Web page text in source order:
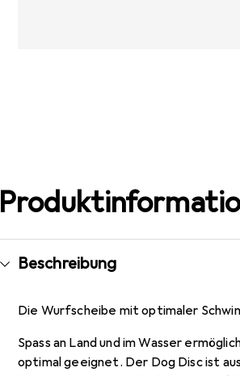
Beschreibung
Die Wurfscheibe mit optimaler
Spass an Land und im Wasser
optimal geeignet. Der Dog Disc ist